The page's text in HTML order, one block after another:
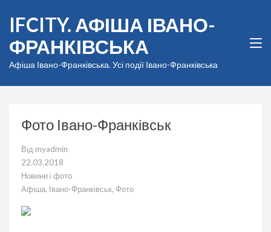
вмісту
(натисніть
Enter)
IFCITY. АФІША ІВАНО-
ФРАНКІВСЬКА
Афіша Івано-Франківська. Усі події Івано-Франківська
Фото Івано-Франківськ
Від myadmin
22.03.2018
Новини і фото
Афіша, Івано-Франківськ, Фото